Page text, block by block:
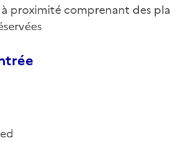
proximité comprenant des pla